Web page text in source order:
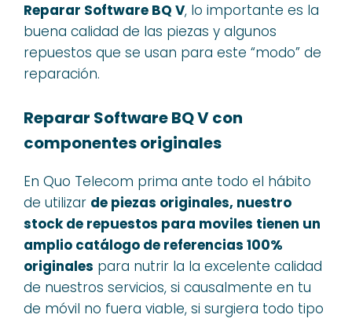
Reparar Software BQ V, lo importante es la
buena calidad de las piezas y algunos
repuestos que se usan para este “modo” de
reparación.
Reparar Software BQ V con
componentes originales
En Quo Telecom prima ante todo el hábito
de utilizar de piezas originales, nuestro
stock de repuestos para moviles tienen un
amplio catálogo de referencias 100%
originales para nutrir la la excelente calidad
de nuestros servicios, si causalmente en tu
de móvil no fuera viable, si surgiera todo tipo